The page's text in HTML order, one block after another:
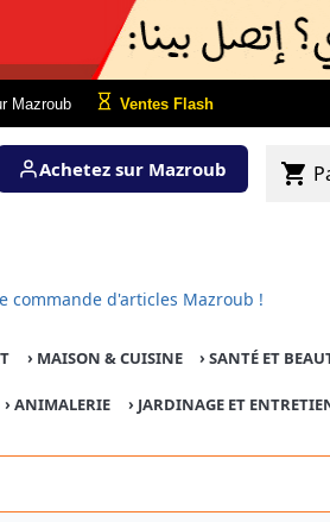
Mazroub Ventes Flash
Achetez sur Mazroub shopping_cart
commande d'articles Mazroub !
› MAISON & CUISINE › SANTÉ ET
›ANIMALERIE › JARDINAGE ET